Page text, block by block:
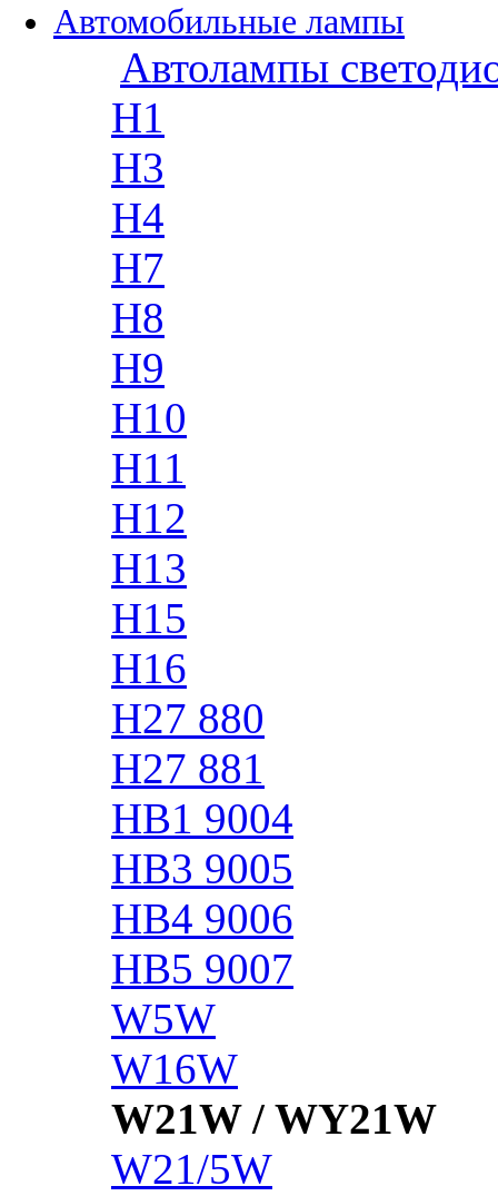
Автомобильные лампы
Автолампы
H1
H3
H4
H7
H8
H9
H10
H11
H12
H13
H15
H16
H27 880
H27 881
HB1 9004
HB3 9005
HB4 9006
HB5 9007
W5W
W16W
W21W / WY21W
W21/5W